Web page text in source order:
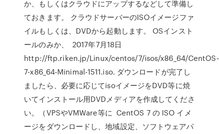
か、もしくはクラウドにアップするなどして準備し
ておきます。 クラウドサーバーのISOイメージファ
イルもしくは、DVDから起動します。 OSインスト
ールのみか、 2017年7月18日
http://ftp.riken.jp/Linux/centos/7/isos/x86_64/CentOS-
7-x86_64-Minimal-1511.iso. ダウンロードが完了し
ましたら、必要に応じてisoイメージをDVD等に焼
いてインストール用DVDメディアを作成してくださ
い。（VPSやVMWare等に CentOS 7 の ISO イメ
ージをダウンロードし、地域設定、ソフトウェアパ